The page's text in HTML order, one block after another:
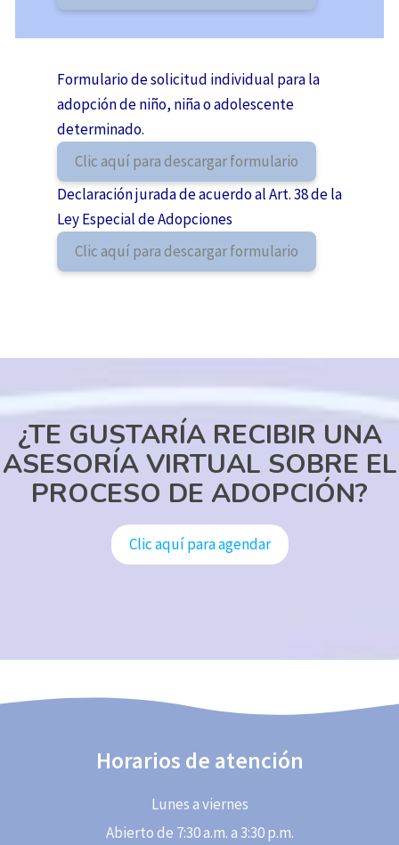
Formulario de solicitud individual para la
adopción de niño, niña o adolescente
determinado.
Clic aquí para descargar formulario
Declaración jurada de acuerdo al Art. 38 de la
Ley Especial de Adopciones
Clic aquí para descargar formulario
¿TE GUSTARÍA RECIBIR UNA
ASESORÍA VIRTUAL SOBRE EL
PROCESO DE ADOPCIÓN?
Clic aquí para agendar
Horarios de atención
Lunes a viernes
Abierto de 7:30 a.m. a 3:30 p.m.